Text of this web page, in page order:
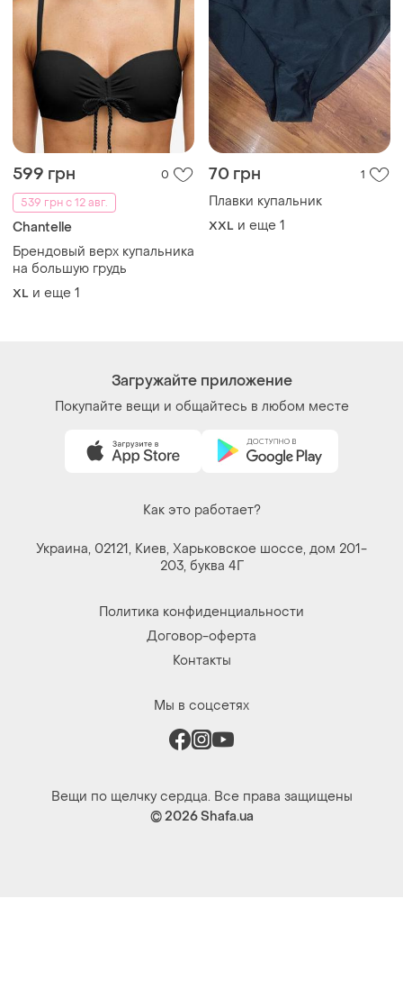
599 грн
0
539 грн с 12 авг.
Chantelle
Брендовый верх купальника
на большую грудь
XL и еще 1
70 грн 1
Плавки купальник
XXL и еще 1
Загружайте приложение
Покупайте вещи и общайтесь в любом месте
Как это работает?
Украина, 02121, Киев, Харьковское шоссе, дом 201-
203, буква 4Г
Политика конфиденциальности
Договор-оферта
Контакты
Мы в соцсетях
Вещи по щелчку сердца. Все права защищены
© 2026Shafa.ua